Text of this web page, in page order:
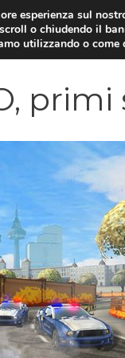
esperienza sul
o chiudendo il
utilizzando o